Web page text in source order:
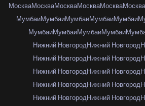
МоскваМоскваМоскваМоскваМоскваМосква
МумбаиМумбаиМумбаиМумбаиМумбаи
МумбаиМумбаиМумбаиМумбаи
Нижний НовгородНижний Новгород
Нижний НовгородНижний Новгород
Нижний НовгородНижний Новгород
Нижний НовгородНижний Новгород
Нижний НовгородНижний Новгород